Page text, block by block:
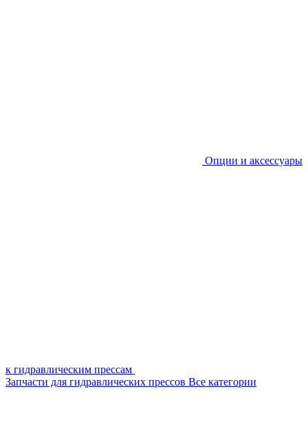
Опции и аксессуары
к гидравлическим прессам
Запчасти для гидравлических прессов Все категории